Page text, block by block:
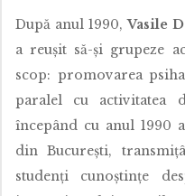
După anul 1990,Vasile
a reușit să-­și grupeze
scop: promovarea
paralel cu activitatea
începând cu anul 1990
din București,
studenți cunoștințe